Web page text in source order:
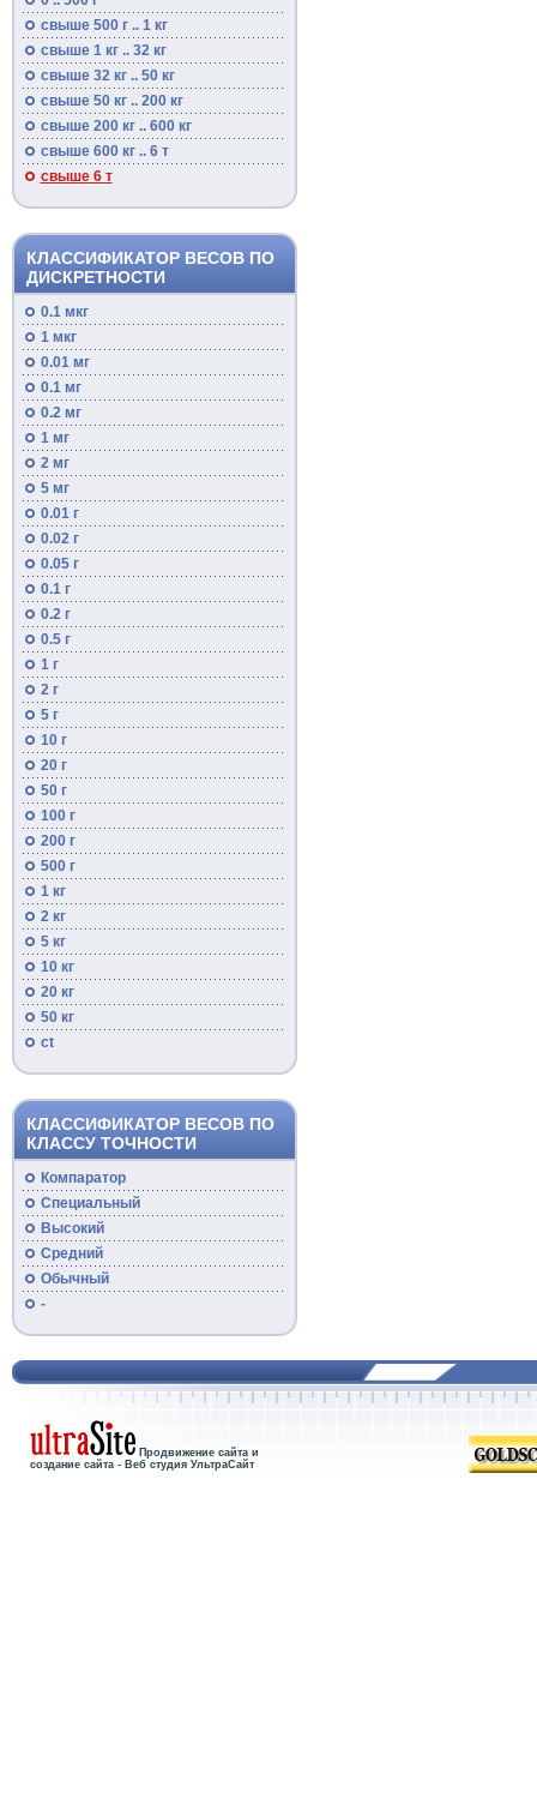
свыше 500 г .. 1 кг
свыше 1 кг .. 32 кг
свыше 32 кг .. 50 кг
свыше 50 кг .. 200 кг
свыше 200 кг .. 600 кг
свыше 600 кг .. 6 т
свыше 6 т
КЛАССИФИКАТОР ВЕСОВ ПО
ДИСКРЕТНОСТИ
0.1 мкг
1 мкг
0.01 мг
0.1 мг
0.2 мг
1 мг
2 мг
5 мг
0.01 г
0.02 г
0.05 г
0.1 г
0.2 г
0.5 г
1 г
2 г
5 г
10 г
20 г
50 г
100 г
200 г
500 г
1 кг
2 кг
5 кг
10 кг
20 кг
50 кг
ct
КЛАССИФИКАТОР ВЕСОВ ПО
КЛАССУ ТОЧНОСТИ
Компаратор
Специальный
Высокий
Средний
Обычный
-
Продвижение сайта и
создание сайта - Веб студия УльтраСайт